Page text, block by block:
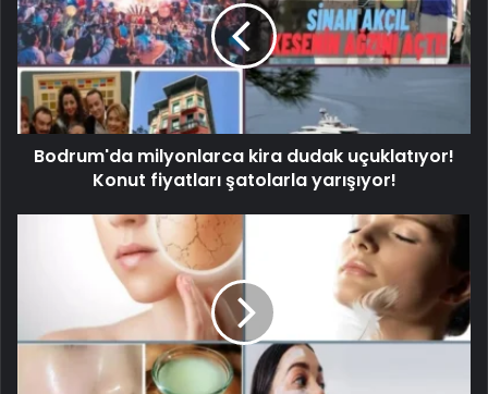
Bodrum'da milyonlarca kira dudak uçuklatıyor!
Konut fiyatları şatolarla yarışıyor!